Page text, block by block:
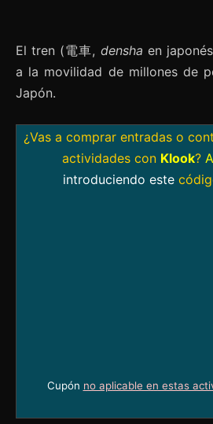
El tren (電車, densha en
a la movilidad de millones de
Japón.
¿Vas a comprar entradas o
actividades con Klook?
introduciendo este
Cupón no aplicable en estas